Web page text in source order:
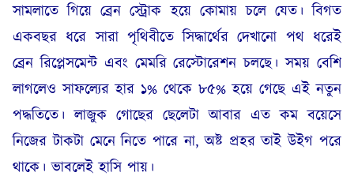
সামলাতে গিয়ে ব্রেন স্ট্রোক হয়ে কোমায় চলে যেত। বিগত
একবছর ধরে সারা পৃথিবীতে সিদ্ধার্থের দেখানো পথ ধরেই
ব্রেন রিপ্লেসমেন্ট এবং মেমরি রেস্টোরেশন চলছে। সময় বেশি
লাগলেও সাফল্যের হার ১% থেকে ৮৫% হয়ে গেছে এই নতুন
পদ্ধতিতে। লাজুক গোছের ছেলেটা আবার এত কম বয়েসে
নিজের টাকটা মেনে নিতে পারে না, অষ্ট প্রহর তাই উইগ পরে
থাকে। ভাবলেই হাসি পায়।